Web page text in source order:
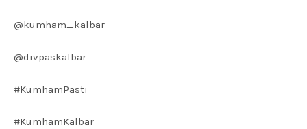
@kumham_kalbar
@divpaskalbar
#KumhamPasti
#KumhamKalbar